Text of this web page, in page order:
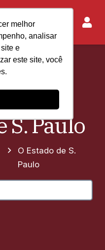
melhor
analisar
e
este site, você
S. Paulo
O Estado de S.
Paulo